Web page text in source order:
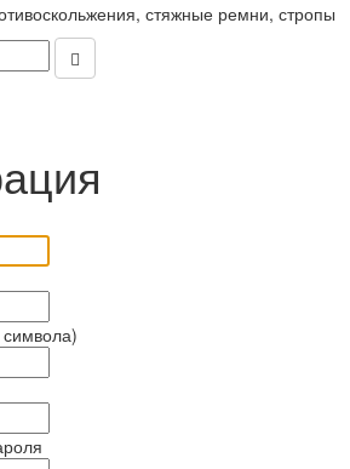
стяжные ремни, стропы